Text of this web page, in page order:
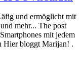
und ermöglicht mit
mehr... The post
mit jedem
Hier bloggt Marijan! .